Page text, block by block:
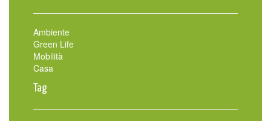
Ambiente
Green Life
Mobilità
Casa
Tag